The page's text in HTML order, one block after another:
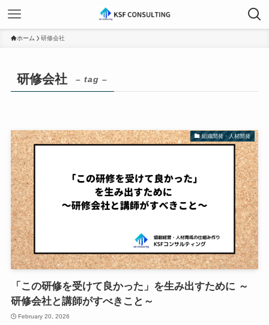
ホーム 研修会社
研修会社 – tag –
組織開発・人材開発
「この研修を受けて良かった」を生み出すために ～
研修会社と講師がすべきこと～
February 20, 2026